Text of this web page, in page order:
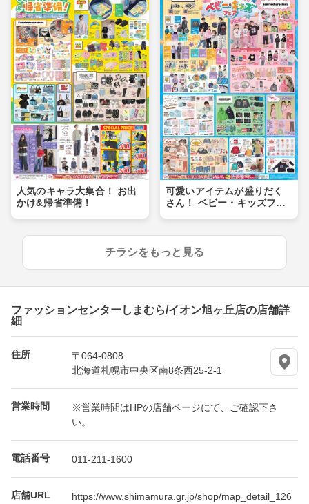
人気のキャラ大集合！ お出
かけ&帰省準備！
可愛いアイテムが盛りだく
さん！ ベビー・キッズフェ
チラシをもっと見る
ファッションセンターしまむら/イオン旭ヶ丘店の店舗詳
細
住所
〒064-0808
北海道札幌市中央区南8条西25-2-1
営業時間
※営業時間はHPの店舗ページにて、ご確認下さ
い。
電話番号 011-211-1600
店舗URL
https://www.shimamura.gr.jp/shop/map_detail_126